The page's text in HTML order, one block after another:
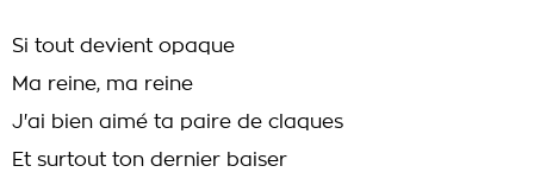
Si tout devient opaque
Ma reine, ma reine
J'ai bien aimé ta paire de claques
Et surtout ton dernier baiser